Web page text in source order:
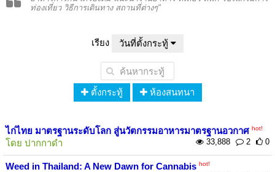
ท่องเที่ยว วิธีการเดินทาง สถานที่ต่างๆ"
เรียง วันที่ตั้งกระทู้
ตั้งกระทู้ ห้องสนทนา
ไก่ไทย มาตรฐานระดับโลก สู่นวัตกรรมอาหารมาตรฐานอวกาศ hot!
โดย ปากกาดำ 33,888 2 0
Weed in Thailand: A New Dawn for Cannabis hot!